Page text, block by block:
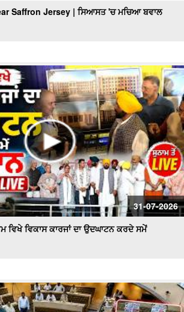
Saffron Jersey | ਸਿਆਸਤ 'ਚ ਮਚਿਆ ਬਵਾਲ
31-07-2026
ਵਿਖੇ ਵਿਕਾਸ ਕਾਰਜਾਂ ਦਾ ਉਦਘਾਟਨ ਕਰਦੇ ਸਮੇਂ